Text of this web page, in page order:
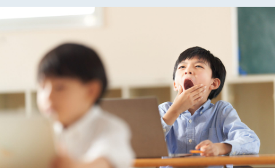
年中
年長
小学1年生
小学3年生
小学4年生
小学5年生
小学6年生
こそだてニュース
イベント
ニュース
そだち＆まなび
ワーク・ドリル
幼稚園・保育園
小学校
科学・プログラミング
教育・学習
こそだて生活
住まい
ファッション・美容
行事・イベント
こそだてマンガ